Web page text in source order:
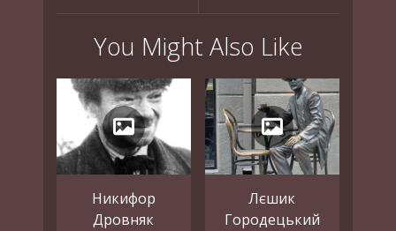
You Might Also Like
Никифор
Дровняк
Лєшик
Городецький